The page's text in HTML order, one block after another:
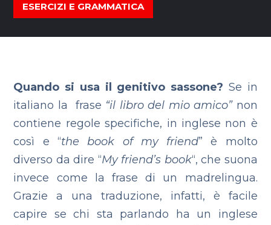
ESERCIZI E GRAMMATICA
Quando si usa il genitivo sassone? Se in
italiano la frase “il libro del mio amico”non
contiene regole specifiche, in inglese non è
così e “the book of my friend” è molto
diverso da dire “My friend’s book“, che suona
invece come la frase di un madrelingua.
Grazie a una traduzione, infatti, è facile
capire se chi sta parlando ha un inglese